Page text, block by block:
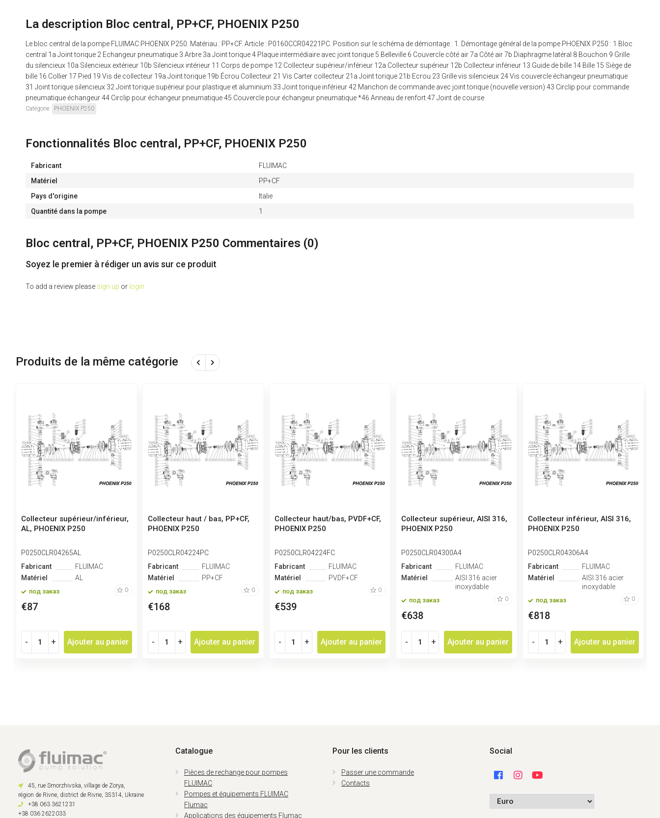
La description Bloc central, PP+CF, PHOENIX P250
Le bloc central de la pompe FLUIMAC PHOENIX P250. Matériau : PP+CF. Article : P0160CCR04221PC. Position sur le schéma de démontage : 1. Démontage général de la pompe PHOENIX P250 : 1 Bloc
central 1a Joint torique 2 Echangeur pneumatique 3 Arbre 3a Joint torique 4 Plaque intermédiaire avec joint torique 5 Belleville 6 Couvercle côté air 7a Côté air 7b Diaphragme latéral 8 Bouchon 9 Grille
du silencieux 10a Silencieux extérieur 10b Silencieux intérieur 11 Corps de pompe 12 Collecteur supérieur/inférieur 12a Collecteur supérieur 12b Collecteur inférieur 13 Guide de bille 14 Bille 15 Siège de
bille 16 Collier 17 Pied 19 Vis de collecteur 19a Joint torique 19b Écrou Collecteur 21 Vis Carter collecteur 21a Joint torique 21b Ecrou 23 Grille vis silencieux 24 Vis couvercle échangeur pneumatique
31 Joint torique silencieux 32 Joint torique supérieur pour plastique et aluminium 33 Joint torique inférieur 42 Manchon de commande avec joint torique (nouvelle version) 43 Circlip pour commande
pneumatique échangeur 44 Circlip pour échangeur pneumatique 45 Couvercle pour échangeur pneumatique *46 Anneau de renfort 47 Joint de course
Catégorie: PHOENIX P250
Fonctionnalités Bloc central, PP+CF, PHOENIX P250
Fabricant
FLUIMAC
Matériel
PP+CF
Pays d'origine
Italie
Quantité dans la pompe
1
Bloc central, PP+CF, PHOENIX P250 Commentaires (0)
Soyez le premier à rédiger un avis sur ce produit
To add a review please sign up or login
Produits de la même catégorie
Collecteur supérieur/inférieur,
AL, PHOENIX P250
P0250CLR04265AL
Fabricant
FLUIMAC
Matériel
AL
под заказ 0
€87
- + Ajouter au panier
Collecteur haut / bas, PP+CF,
PHOENIX P250
P0250CLR04224PC
Fabricant
FLUIMAC
Matériel
PP+CF
под заказ 0
€168
- + Ajouter au panier
Collecteur haut/bas, PVDF+CF,
PHOENIX P250
P0250CLR04224FC
Fabricant
FLUIMAC
Matériel
PVDF+CF
под заказ 0
€539
- + Ajouter au panier
Collecteur supérieur, AISI 316,
PHOENIX P250
P0250CLR04300A4
Fabricant
FLUIMAC
Matériel
AISI 316 acier
inoxydable
под заказ 0
€638
- + Ajouter au panier
Collecteur inférieur, AISI 316,
PHOENIX P250
P0250CLR04306A4
Fabricant
FLUIMAC
Matériel
AISI 316 acier
inoxydable
под заказ 0
€818
- + Ajouter au panier
45, rue Smorzhivska, village de Zorya,
région de Rivne, district de Rivne, 35314, Ukraine
+38 063 3621231
+38 036 2622033
Catalogue
Pièces de rechange pour pompes
FLUIMAC
Pompes et équipements FLUIMAC
Flumac
Applications des équipements Flumac
Pour les clients
Passer une commande
Contacts
Social